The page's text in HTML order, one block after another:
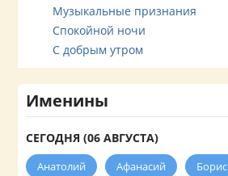
Музыкальные признания
Спокойной ночи
С добрым утром
Именины
СЕГОДНЯ (06 АВГУСТА)
Анатолий Афанасий Борис